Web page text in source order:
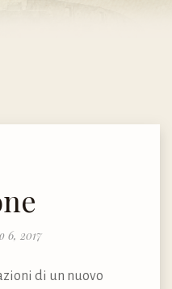
6, 2017
di un nuovo